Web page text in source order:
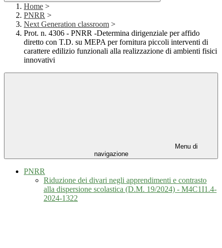
Home >
PNRR >
Next Generation classroom >
Prot. n. 4306 - PNRR -Determina dirigenziale per affido
diretto con T.D. su MEPA per fornitura piccoli interventi di
carattere edilizio funzionali alla realizzazione di ambienti fisici
innovativi
Menu di
navigazione
PNRR
Riduzione dei divari negli apprendimenti e contrasto
alla dispersione scolastica (D.M. 19/2024) - M4C1I1.4-
2024-1322